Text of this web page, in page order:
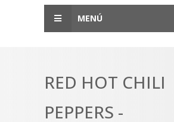
MENÚ
RED HOT CHILI
PEPPERS -